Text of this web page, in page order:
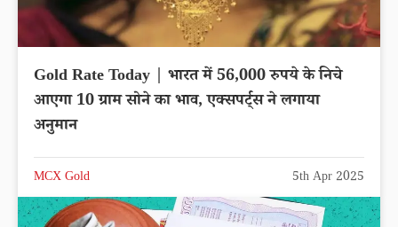
Gold Rate Today | भारत में 56,000 रुपये के निचे
आएगा 10 ग्राम सोने का भाव, एक्सपर्ट्स ने लगाया
अनुमान
MCX Gold 5th Apr 2025